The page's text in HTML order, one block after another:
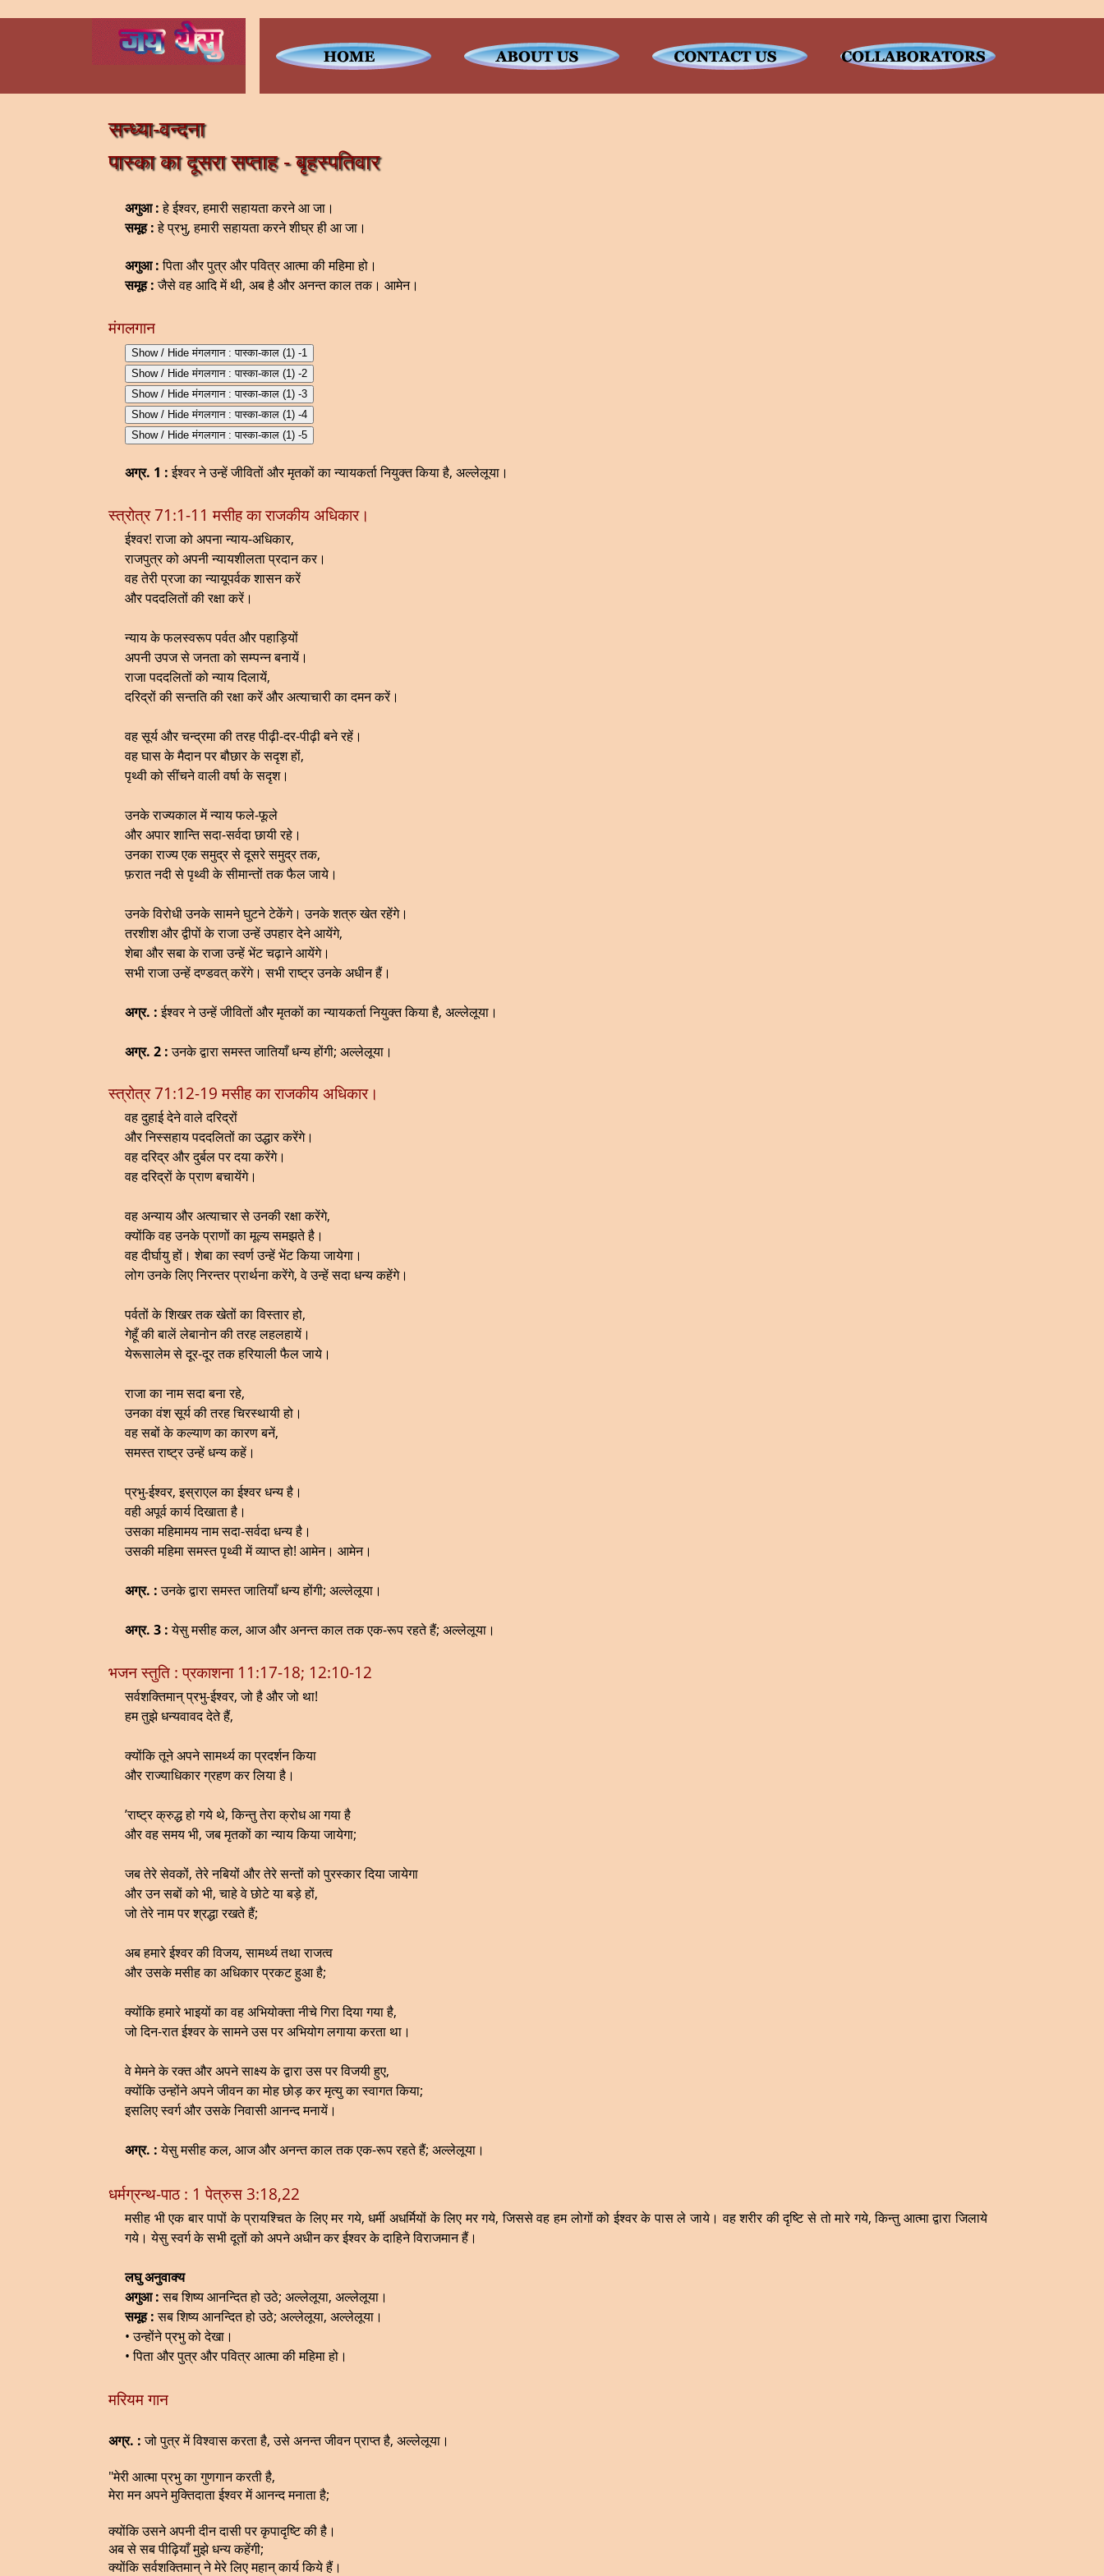
सन्ध्या-वन्दना
पास्का का दूसरा सप्ताह - बृहस्पतिवार
अगुआ :हे ईश्वर, हमारी सहायता करने आ जा।
समूह :हे प्रभु, हमारी सहायता करने शीघ्र ही आ जा।
अगुआ :पिता और पुत्र और पवित्र आत्मा की महिमा हो।
समूह :जैसे वह आदि में थी, अब है और अनन्त काल तक। आमेन।
मंगलगान
Show / Hide मंगलगान : पास्का-काल (1) -1
Show / Hide मंगलगान : पास्का-काल (1) -2
Show / Hide मंगलगान : पास्का-काल (1) -3
Show / Hide मंगलगान : पास्का-काल (1) -4
Show / Hide मंगलगान : पास्का-काल (1) -5
अग्र. 1 :ईश्वर ने उन्हें जीवितों और मृतकों का न्यायकर्ता नियुक्त किया है, अल्लेलूया।
स्त्रोत्र 71:1-11 मसीह का राजकीय अधिकार।
ईश्वर! राजा को अपना न्याय-अधिकार,
राजपुत्र को अपनी न्यायशीलता प्रदान कर।
वह तेरी प्रजा का न्यायूपर्वक शासन करें
और पददलितों की रक्षा करें।
न्याय के फलस्वरूप पर्वत और पहाड़ियों
अपनी उपज से जनता को सम्पन्न बनायें।
राजा पददलितों को न्याय दिलायें,
दरिद्रों की सन्तति की रक्षा करें और अत्याचारी का दमन करें।
वह सूर्य और चन्द्रमा की तरह पीढ़ी-दर-पीढ़ी बने रहें।
वह घास के मैदान पर बौछार के सदृश हों,
पृथ्वी को सींचने वाली वर्षा के सदृश।
उनके राज्यकाल में न्याय फले-फूले
और अपार शान्ति सदा-सर्वदा छायी रहे।
उनका राज्य एक समुद्र से दूसरे समुद्र तक,
फ़रात नदी से पृथ्वी के सीमान्तों तक फैल जाये।
उनके विरोधी उनके सामने घुटने टेकेंगे। उनके शत्रु खेत रहेंगे।
तरशीश और द्वीपों के राजा उन्हें उपहार देने आयेंगे,
शेबा और सबा के राजा उन्हें भेंट चढ़ाने आयेंगे।
सभी राजा उन्हें दण्डवत् करेंगे। सभी राष्ट्र उनके अधीन हैं।
अग्र. :ईश्वर ने उन्हें जीवितों और मृतकों का न्यायकर्ता नियुक्त किया है, अल्लेलूया।
अग्र. 2 :उनके द्वारा समस्त जातियाँ धन्य होंगी; अल्लेलूया।
स्त्रोत्र 71:12-19 मसीह का राजकीय अधिकार।
वह दुहाई देने वाले दरिद्रों
और निस्सहाय पददलितों का उद्धार करेंगे।
वह दरिद्र और दुर्बल पर दया करेंगे।
वह दरिद्रों के प्राण बचायेंगे।
वह अन्याय और अत्याचार से उनकी रक्षा करेंगे,
क्योंकि वह उनके प्राणों का मूल्य समझते है।
वह दीर्घायु हों। शेबा का स्वर्ण उन्हें भेंट किया जायेगा।
लोग उनके लिए निरन्तर प्रार्थना करेंगे, वे उन्हें सदा धन्य कहेंगे।
पर्वतों के शिखर तक खेतों का विस्तार हो,
गेहूँ की बालें लेबानोन की तरह लहलहायें।
येरूसालेम से दूर-दूर तक हरियाली फैल जाये।
राजा का नाम सदा बना रहे,
उनका वंश सूर्य की तरह चिरस्थायी हो।
वह सबों के कल्याण का कारण बनें,
समस्त राष्ट्र उन्हें धन्य कहें।
प्रभु-ईश्वर, इस्राएल का ईश्वर धन्य है।
वही अपूर्व कार्य दिखाता है।
उसका महिमामय नाम सदा-सर्वदा धन्य है।
उसकी महिमा समस्त पृथ्वी में व्याप्त हो! आमेन। आमेन।
अग्र. :उनके द्वारा समस्त जातियाँ धन्य होंगी; अल्लेलूया।
अग्र. 3 :येसु मसीह कल, आज और अनन्त काल तक एक-रूप रहते हैं; अल्लेलूया।
भजन स्तुति : प्रकाशना 11:17-18; 12:10-12
सर्वशक्तिमान् प्रभु-ईश्वर, जो है और जो था!
हम तुझे धन्यवावद देते हैं,
क्योंकि तूने अपने सामर्थ्य का प्रदर्शन किया
और राज्याधिकार ग्रहण कर लिया है।
’राष्ट्र क्रुद्ध हो गये थे, किन्तु तेरा क्रोध आ गया है
और वह समय भी, जब मृतकों का न्याय किया जायेगा;
जब तेरे सेवकों, तेरे नबियों और तेरे सन्तों को पुरस्कार दिया जायेगा
और उन सबों को भी, चाहे वे छोटे या बड़े हों,
जो तेरे नाम पर श्रद्धा रखते हैं;
अब हमारे ईश्वर की विजय, सामर्थ्य तथा राजत्व
और उसके मसीह का अधिकार प्रकट हुआ है;
क्योंकि हमारे भाइयों का वह अभियोक्ता नीचे गिरा दिया गया है,
जो दिन-रात ईश्वर के सामने उस पर अभियोग लगाया करता था।
वे मेमने के रक्त और अपने साक्ष्य के द्वारा उस पर विजयी हुए,
क्योंकि उन्होंने अपने जीवन का मोह छोड़ कर मृत्यु का स्वागत किया;
इसलिए स्वर्ग और उसके निवासी आनन्द मनायें।
अग्र. :येसु मसीह कल, आज और अनन्त काल तक एक-रूप रहते हैं; अल्लेलूया।
धर्मग्रन्थ-पाठ : 1 पेत्रुस 3:18,22
मसीह भी एक बार पापों के प्रायश्चित के लिए मर गये, धर्मी अधर्मियों के लिए मर गये, जिससे वह हम लोगों को ईश्वर के पास ले जाये। वह शरीर की दृष्टि से तो मारे गये, किन्तु आत्मा द्वारा जिलाये
गये। येसु स्वर्ग के सभी दूतों को अपने अधीन कर ईश्वर के दाहिने विराजमान हैं।
लघु अनुवाक्य
अगुआ :सब शिष्य आनन्दित हो उठे; अल्लेलूया, अल्लेलूया।
समूह :सब शिष्य आनन्दित हो उठे; अल्लेलूया, अल्लेलूया।
• उन्होंने प्रभु को देखा।
• पिता और पुत्र और पवित्र आत्मा की महिमा हो।
मरियम गान
अग्र. :जो पुत्र में विश्वास करता है, उसे अनन्त जीवन प्राप्त है, अल्लेलूया।
"मेरी आत्मा प्रभु का गुणगान करती है,
मेरा मन अपने मुक्तिदाता ईश्वर में आनन्द मनाता है;
क्योंकि उसने अपनी दीन दासी पर कृपादृष्टि की है।
अब से सब पीढ़ियाँ मुझे धन्य कहेंगी;
क्योंकि सर्वशक्तिमान् ने मेरे लिए महान् कार्य किये हैं।